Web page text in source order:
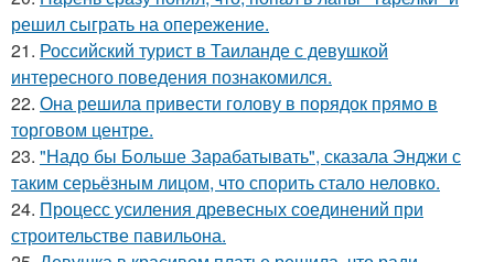
решил сыграть на опережение.
21. Российский турист в Таиланде с девушкой
интересного поведения познакомился.
22. Она решила привести голову в порядок прямо в
торговом центре.
23. "Надо бы Больше Зарабатывать", сказала Энджи с
таким серьёзным лицом, что спорить стало неловко.
24. Процесс усиления древесных соединений при
строительстве павильона.